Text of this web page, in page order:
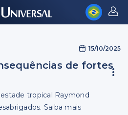
15/10/2025
de fortes
tropical Raymond
Saiba mais